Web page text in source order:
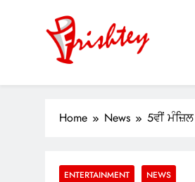
Your Window to the World
Home News 5ਵੀਂ
ENTERTAINMENT NEWS